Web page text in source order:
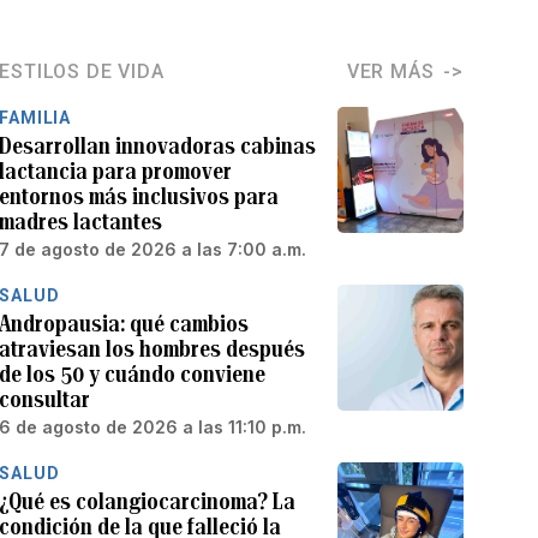
ESTILOS DE VIDA VER MÁS
FAMILIA
Desarrollan innovadoras cabinas
lactancia para promover
entornos más inclusivos para
madres lactantes
7 de agosto de 2026 a las 7:00 a.m.
SALUD
Andropausia: qué cambios
atraviesan los hombres después
de los 50 y cuándo conviene
consultar
6 de agosto de 2026 a las 11:10 p.m.
SALUD
¿Qué es colangiocarcinoma? La
condición de la que falleció la